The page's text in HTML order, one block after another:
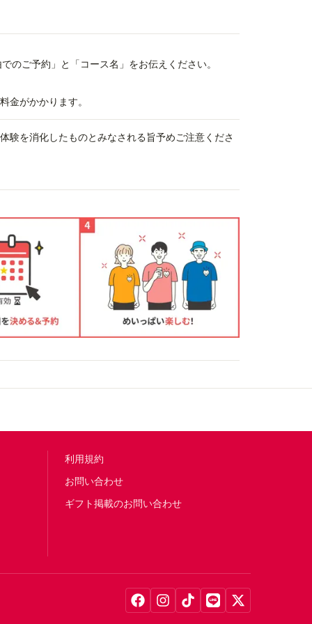
ご予約」と「コース名」をお伝えください。
がかかります。
験を消化したものとみなされる旨予めご注意くださ
利用規約
お問い合わせ
ギフト掲載のお問い合わせ
Facebook
Instagram
TikTokLINEX